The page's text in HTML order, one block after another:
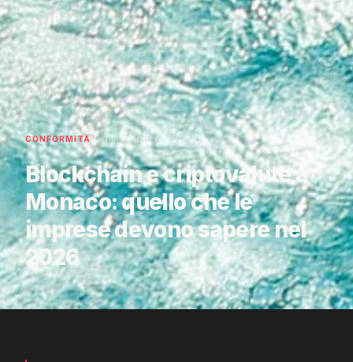
CONFORMITÀ·6 min read·8 April 2026
Blockchain e criptovalute a
Monaco: quello che le
imprese devono sapere nel
2026